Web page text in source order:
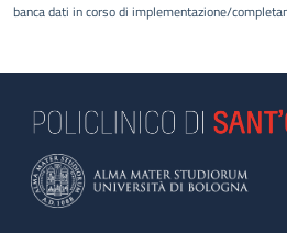
banca dati in corso di implementazione/